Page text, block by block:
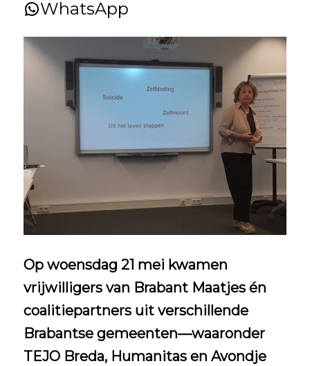
WhatsApp
Op woensdag 21 mei kwamen
vrijwilligers van Brabant Maatjes én
coalitiepartners uit verschillende
Brabantse gemeenten—waaronder
TEJO Breda, Humanitas en Avondje